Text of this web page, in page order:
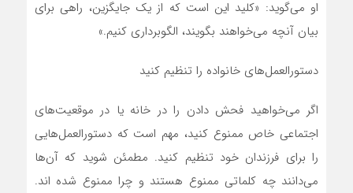
او می‌گوید: «کلید این است که از یک جایگزین، راهی برای
بیان آنچه می‌خواهند بگویند، الگوبرداری کنیم.»
دستورالعمل‌های خانواده را تنظیم کنید
اگر می‌خواهید فحش دادن را در خانه یا در موقعیت‌های
اجتماعی خاص ممنوع کنید، مهم است که دستورالعمل‌هایی
را برای فرزندان خود تنظیم کنید. مطمئن شوید که آن‌ها
می‌دانند چه کلماتی ممنوع هستند و چرا ممنوع شده اند.